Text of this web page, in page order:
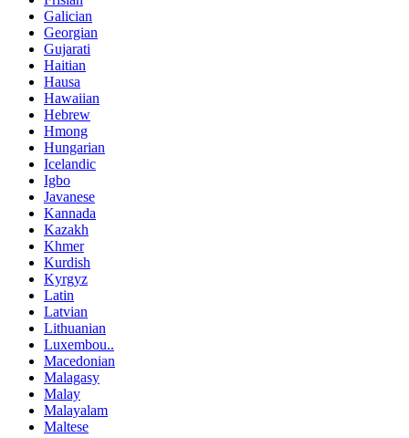
Galician
Georgian
Gujarati
Haitian
Hausa
Hawaiian
Hebrew
Hmong
Hungarian
Icelandic
Igbo
Javanese
Kannada
Kazakh
Khmer
Kurdish
Kyrgyz
Latin
Latvian
Lithuanian
Luxembou..
Macedonian
Malagasy
Malay
Malayalam
Maltese